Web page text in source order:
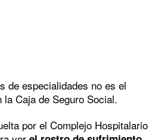
de especialidades no es el
la Caja de Seguro Social.
por el Complejo Hospitalario